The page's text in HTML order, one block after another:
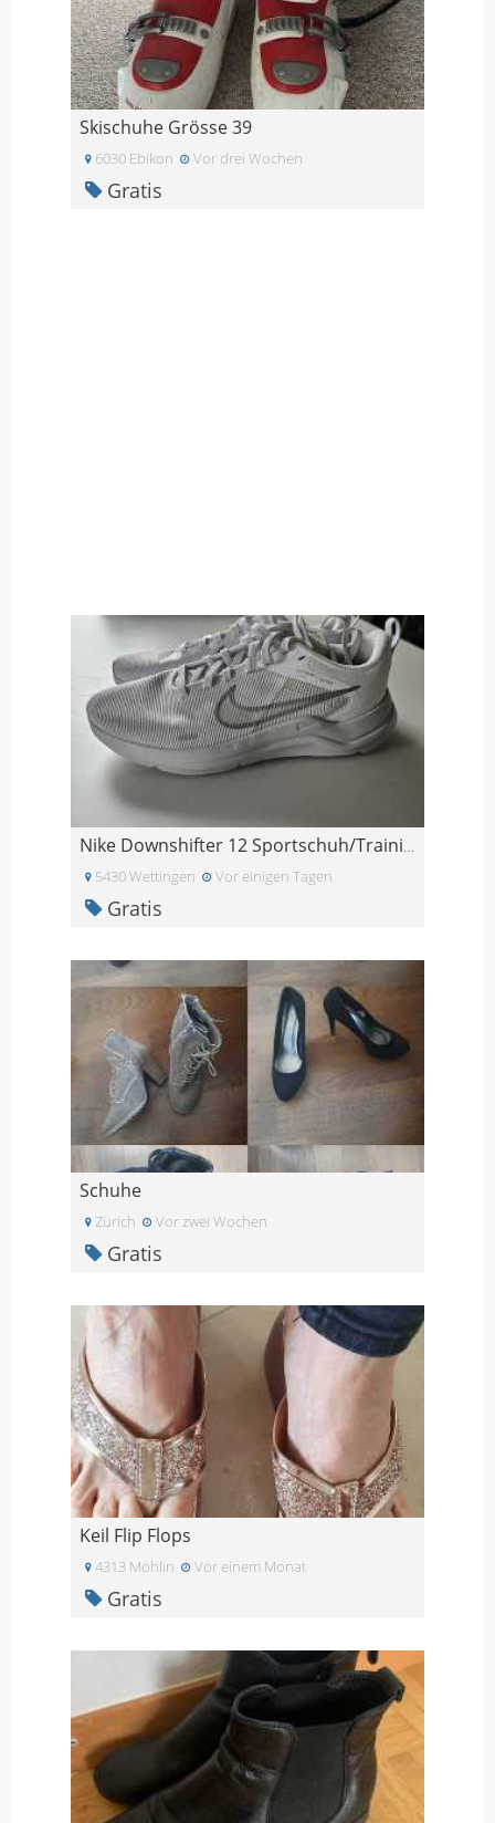
Skischuhe Grösse 39
6030 Ebikon Vor drei Wochen
Gratis
Nike Downshifter 12 Sportschuh/Trainingschuh Gr. 3
5430 Wettingen Vor einigen Tagen
Gratis
Schuhe
Zürich Vor zwei Wochen
Gratis
Keil Flip Flops
4313 Mohlin Vor einem Monat
Gratis